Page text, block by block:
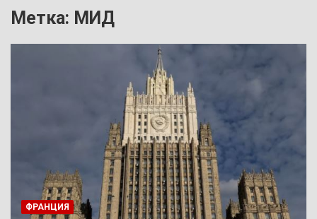
Метка: МИД
ФРАНЦИЯ